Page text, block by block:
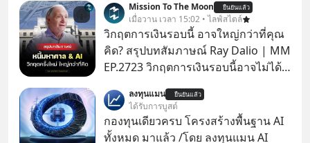
Mission To The Moon ยืนยันแล้ว
เมื่อวาน เวลา 15:02 • ไลฟ์สไตล์
วิกฤตการเงินรอบนี้ อาจใหญ่กว่าที่คุณ
คิด? สรุปบทสัมภาษณ์ Ray Dalio | MM
EP.2723 วิกฤตการเงินรอบนี้อาจไม่ได้
Dalio ชายผู้เคยทำนายวิกฤตเศรษฐกิจ
มาแล้วหลายต่อหลายครั้ง ออกมาส่ง
สัญญาณเตือนระเบิดเวลาลูกใหม่ที่
ลงทุนแมน ยืนยันแล้ว
ได้รับการบูสต์
กองทุนเดียวครบ โครงสร้างพื้นฐาน AI
ทั้งหมด มาแล้ว /โดย ลงทุนแมน AI